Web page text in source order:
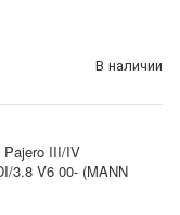
В наличии
III/IV
3.8 V6 00- (MANN